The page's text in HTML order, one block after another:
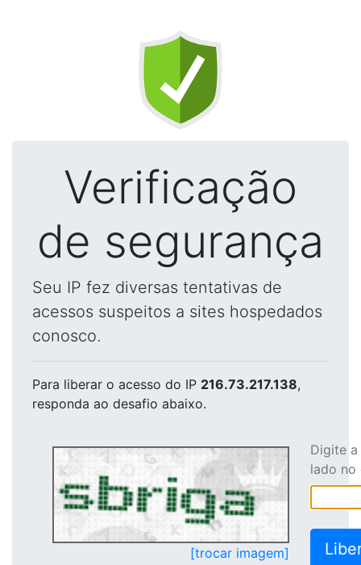
Verificação
de segurança
Seu IP fez diversas tentativas de
acessos suspeitos a sites hospedados
conosco.
Para liberar o acesso do IP 216.73.217.138,
responda ao desafio abaixo.
[trocar imagem]
Digite
lado no